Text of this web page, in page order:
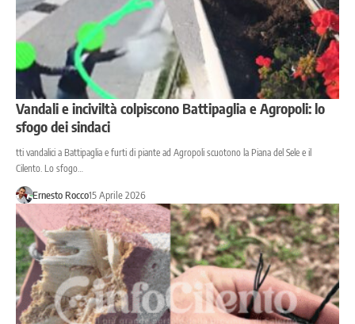
Vandali e inciviltà colpiscono Battipaglia e Agropoli: lo
sfogo dei sindaci
tti vandalici a Battipaglia e furti di piante ad Agropoli scuotono la Piana del Sele e il
Cilento. Lo sfogo…
Ernesto Rocco15 Aprile 2026